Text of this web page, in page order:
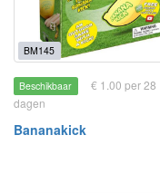
BM145
Beschikbaar
€ 1.00 per 28
dagen
Bananakick